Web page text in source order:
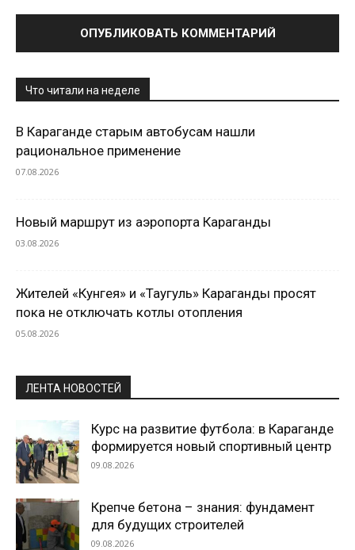
Что читали на неделе
В Караганде старым автобусам нашли
рациональное применение
07.08.2026
Новый маршрут из аэропорта Караганды
03.08.2026
Жителей «Кунгея» и «Таугуль» Караганды просят
пока не отключать котлы отопления
05.08.2026
ЛЕНТА НОВОСТЕЙ
Курс на развитие футбола: в Караганде
формируется новый спортивный центр
09.08.2026
Крепче бетона – знания: фундамент
для будущих строителей
09.08.2026